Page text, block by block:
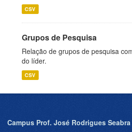
CSV
Grupos de Pesquisa
Relação de grupos de pesquisa
do líder.
CSV
Campus Prof. José Rodrigues Seabra